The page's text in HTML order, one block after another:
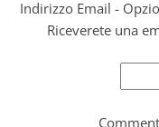
Indirizzo Email -
Riceverete una